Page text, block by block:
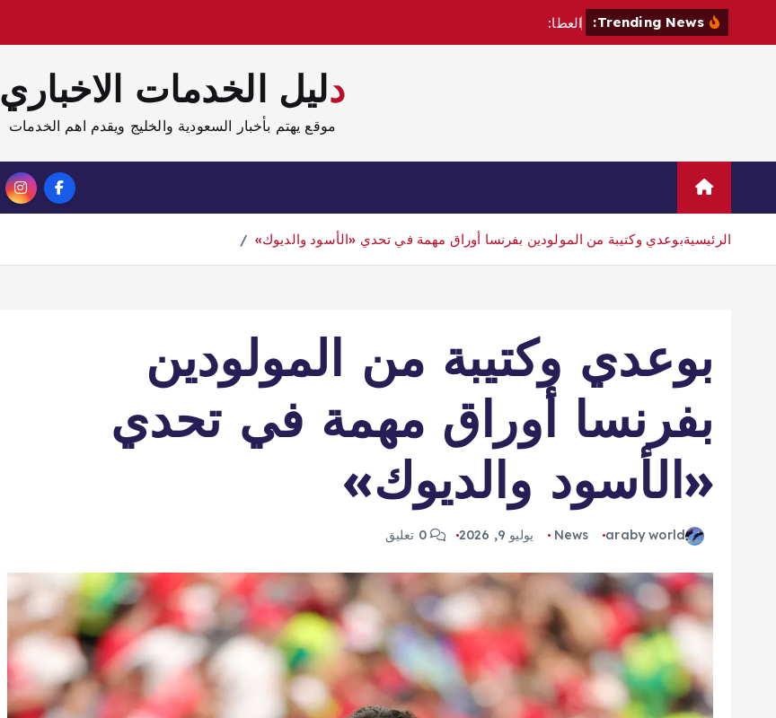
العطا:
دليل الخدمات الاخباري
موقع يهتم بأخبار السعودية والخليج ويقدم اهم الخدمات
الرئيسيةبوعدي وكتيبة من المولودين بفرنسا أوراق مهمة في تحدي «الأسود والديوك»
بوعدي وكتيبة من المولودين
بفرنسا أوراق مهمة في تحدي
«الأسود والديوك»
araby world
News يوليو 9, 2026 0 تعليق